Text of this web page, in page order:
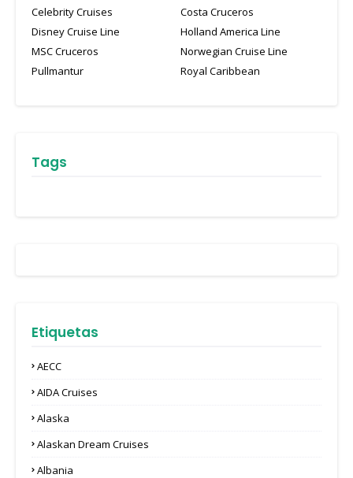
Celebrity Cruises
Costa Cruceros
Disney Cruise Line
Holland America Line
MSC Cruceros
Norwegian Cruise Line
Pullmantur
Royal Caribbean
Tags
Etiquetas
AECC
AIDA Cruises
Alaska
Alaskan Dream Cruises
Albania